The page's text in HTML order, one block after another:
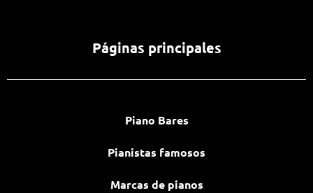
Páginas principales
Piano Bares
Pianistas famosos
Marcas de pianos